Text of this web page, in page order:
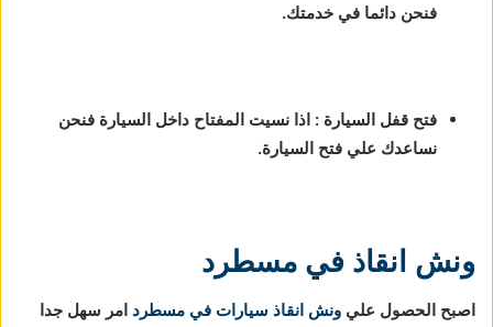
فنحن دائما في خدمتك.
فتح قفل السيارة : اذا نسيت المفتاح داخل السيارة فنحن
نساعدك علي فتح السيارة.
ونش انقاذ في مسطرد
اصبح الحصول علي ونش انقاذ سيارات في مسطرد امر سهل جدا